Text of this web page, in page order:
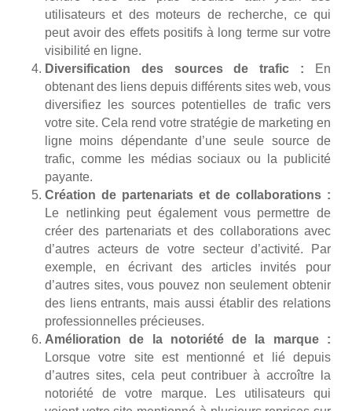
utilisateurs et des moteurs de recherche, ce qui
peut avoir des effets positifs à long terme sur votre
visibilité en ligne.
Diversification des sources de trafic : En
obtenant des liens depuis différents sites web, vous
diversifiez les sources potentielles de trafic vers
votre site. Cela rend votre stratégie de marketing en
ligne moins dépendante d’une seule source de
trafic, comme les médias sociaux ou la publicité
payante.
Création de partenariats et de collaborations :
Le netlinking peut également vous permettre de
créer des partenariats et des collaborations avec
d’autres acteurs de votre secteur d’activité. Par
exemple, en écrivant des articles invités pour
d’autres sites, vous pouvez non seulement obtenir
des liens entrants, mais aussi établir des relations
professionnelles précieuses.
Amélioration de la notoriété de la marque :
Lorsque votre site est mentionné et lié depuis
d’autres sites, cela peut contribuer à accroître la
notoriété de votre marque. Les utilisateurs qui